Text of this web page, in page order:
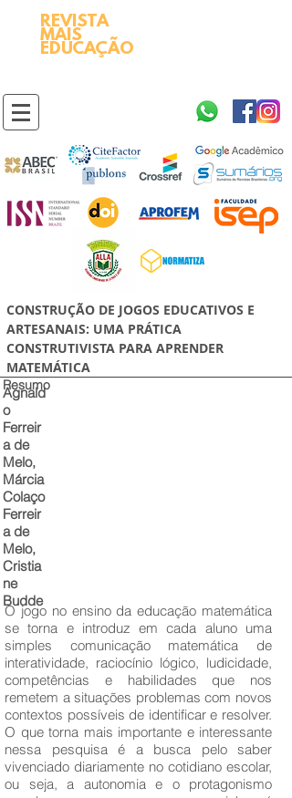
REVISTA
MAIS
EDUCAÇÃO
CONSTRUÇÃO DE JOGOS EDUCATIVOS E
ARTESANAIS: UMA PRÁTICA
CONSTRUTIVISTA PARA APRENDER
MATEMÁTICA
Agnald
o
Ferreir
a de
Melo,
Márcia
Colaço
Ferreir
a de
Melo,
Cristia
ne
Budde
Resumo
O jogo no ensino da educação matemática
se torna e introduz em cada aluno uma
simples comunicação matemática de
interatividade, raciocínio lógico, ludicidade,
competências e habilidades que nos
remetem a situações problemas com novos
contextos possíveis de identificar e resolver.
O que torna mais importante e interessante
nessa pesquisa é a busca pelo saber
vivenciado diariamente no cotidiano escolar,
ou seja, a autonomia e o protagonismo